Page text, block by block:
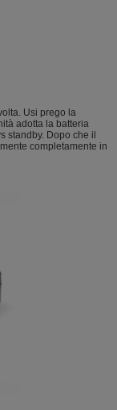
Usi prego la
adotta la batteria
standby. Dopo che il
completamente in